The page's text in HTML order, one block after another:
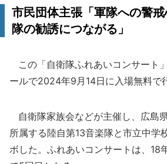
市民団体主張「軍隊への警
隊の勧誘につながる」
この「自衛隊ふれあいコンサート
ールで2024年9月14日に入場無料で
自衛隊家族会などが主催し、広島
所属する陸自第13音楽隊と市立中学
ボした。ふれあいコンサートは、18